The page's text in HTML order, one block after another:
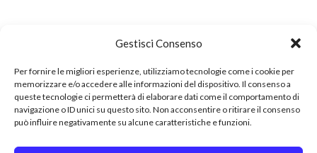
Gestisci Consenso
Per fornire le migliori esperienze, utilizziamo tecnologie come i cookie per
memorizzare e/o accedere alle informazioni del dispositivo. Il consenso a
queste tecnologie ci permetterà di elaborare dati come il comportamento di
navigazione o ID unici su questo sito. Non acconsentire o ritirare il consenso
può influire negativamente su alcune caratteristiche e funzioni.